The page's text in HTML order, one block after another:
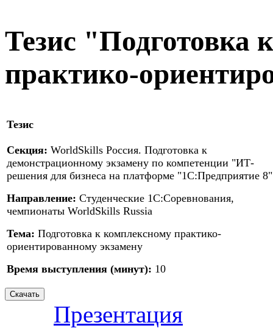
Тезис "Подготовка
практико-
Тезис
Секция: WorldSkills Россия. Подготовка к
демонстрационному экзамену по компетенции "ИТ-
решения для бизнеса на платформе "1С:Предприятие 8"
Направление: Студенческие 1С:Соревнования,
чемпионаты WorldSkills Russia
Тема: Подготовка к комплексному практико-
ориентированному экзамену
Время выступления (минут): 10
Презентация